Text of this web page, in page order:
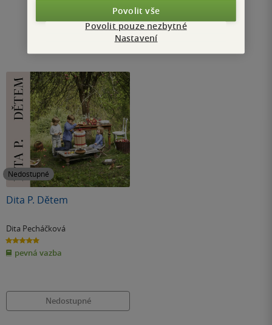
Nedostupné
Dita P. Dětem
Dita Pecháčková
5.0
z
5
hvězdiček
pevná vazba
Nedostupné
Povolit vše
Povolit pouze nezbytné
Nastavení